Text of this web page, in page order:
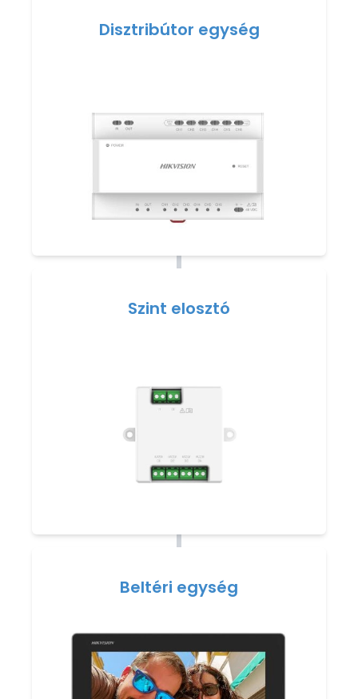
Disztribútor egység
Szint elosztó
Beltéri egység